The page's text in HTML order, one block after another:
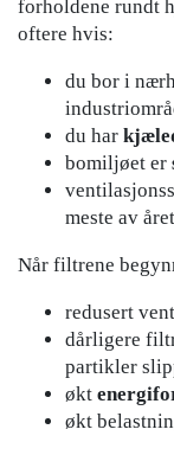
forholdene rundt
oftere hvis:
du bor i
du har
bomiljøet er
meste av året
Når filtrene
redusert
dårligere
partikler
økt
økt